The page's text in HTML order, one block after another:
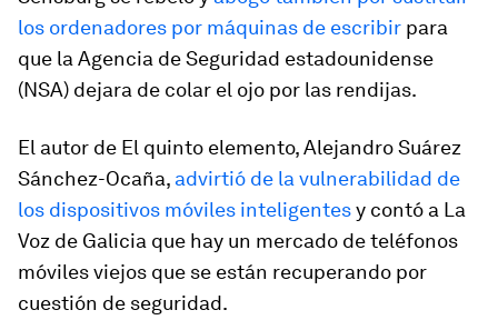
los ordenadores por máquinas de escribir para
que la Agencia de Seguridad estadounidense
(NSA) dejara de colar el ojo por las rendijas.
El autor de El quinto elemento,Alejandro Suárez
Sánchez-Ocaña, advirtió de la vulnerabilidad de
los dispositivos móviles inteligentesy contó a La
Voz de Galicia que hay un mercado de teléfonos
móviles viejos que se están recuperando por
cuestión de seguridad.